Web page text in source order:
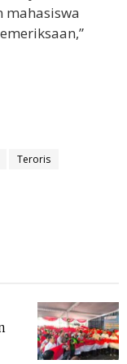
mahasiswa
Teroris